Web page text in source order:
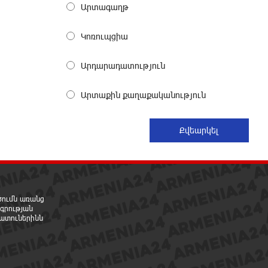
հայց է ներկայացրել Թուրքիայում
մաքրման աշխատանքներ
Իտալական Սիցիլիա կղզում
15 ժամ առաջ
Արտագաղթ
Կոռուպցիա
Արդարադատություն
Արտաքին քաղաքականություն
առանց